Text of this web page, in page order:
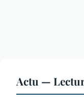
Actu —